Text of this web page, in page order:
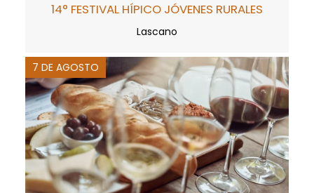
14° FESTIVAL HÍPICO JÓVENES RURALES
Lascano
7 DE AGOSTO